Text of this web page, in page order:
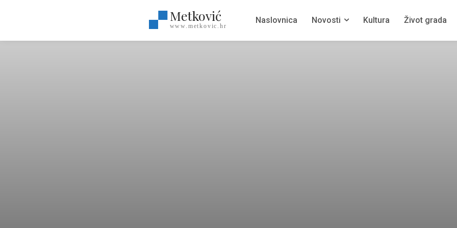
Metković
www.metkovic.hr
Naslovnica Novosti Kultura Život grada